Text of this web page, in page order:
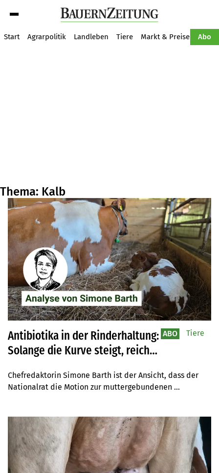
Start Agrarpolitik Landleben Tiere Markt & Preise Abo
Thema: Kalb
Antibiotika in der Rinderhaltung:
Solange die Kurve steigt, reicht
Chefredaktorin Simone Barth ist der Ansicht, dass der
Nationalrat die Motion zur muttergebundenen
ABO Tiere